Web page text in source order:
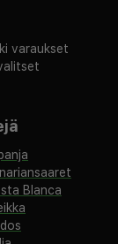
varaukset
Blanca